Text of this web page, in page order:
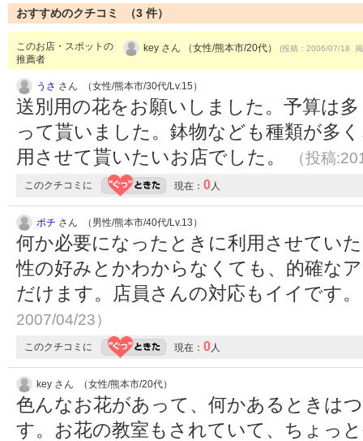
おすすめのクチコミ （3 件）
このお店・スポットの
推薦者
key さん （女性/熊本市/20代） (投稿：2006/07/18
うさ さん （女性/熊本市/30代/Lv.15）
送別用の花をお願いしました。予算は
って貰いました。鉢物なども種類が多
用させて貰いたいお店でした。
（投稿
このクチコミに 現在： 0人
ポチ さん （男性/熊本市/40代/Lv.13）
何か必要になったときに利用させてい
性の好みとかわからなくても、的確な
だけます。店員さんの対応もイイです
2007/04/23）
このクチコミに 現在： 0人
key さん （女性/熊本市/20代）
色んなお花があって、何かあるときは
す。お花の教室もされていて、ちょっ